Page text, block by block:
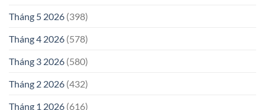
Tháng 5 2026 (398)
Tháng 4 2026 (578)
Tháng 3 2026 (580)
Tháng 2 2026 (432)
Tháng 1 2026 (616)